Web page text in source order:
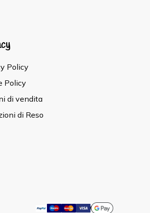
Policy
Policy
di vendita
di Reso